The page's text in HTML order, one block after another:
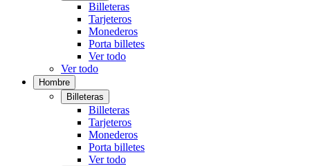
Billeteras
Tarjeteros
Monederos
Porta billetes
Ver todo
Ver todo
Hombre
Billeteras
Billeteras
Tarjeteros
Monederos
Porta billetes
Ver todo